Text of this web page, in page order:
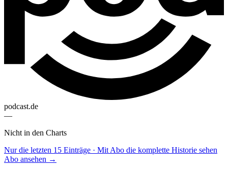
podcast.de
—
Nicht in den Charts
Nur die letzten 15 Einträge · Mit Abo die komplette Historie sehen
Abo ansehen →